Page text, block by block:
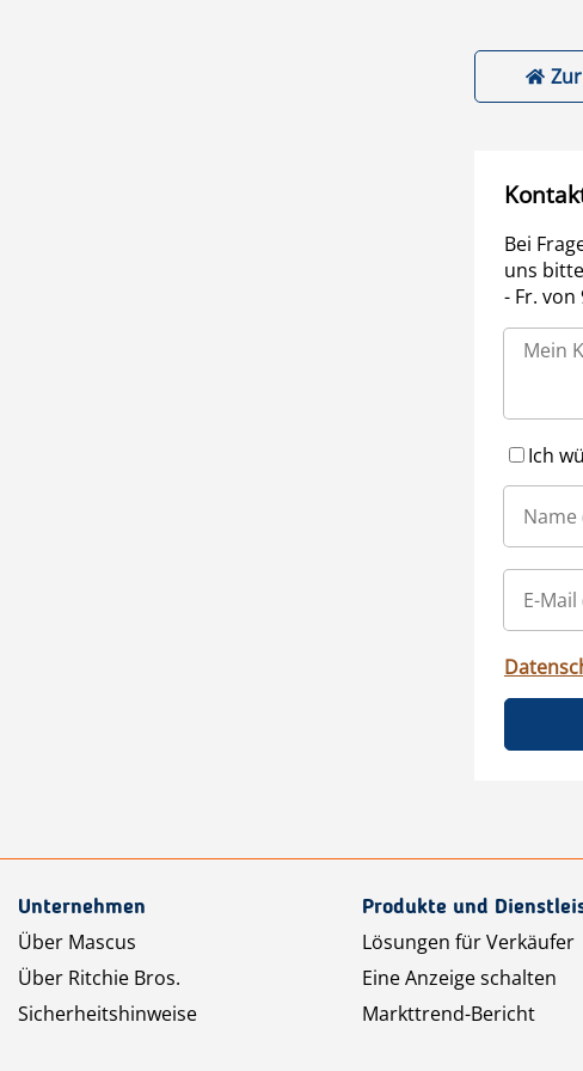
Bei
uns
- Fr.
Ich
Unternehmen
Über Mascus
Über Ritchie Bros.
Sicherheitshinweise
Produkte und
Lösungen für Verkäufer
Eine Anzeige schalten
Markttrend-Bericht